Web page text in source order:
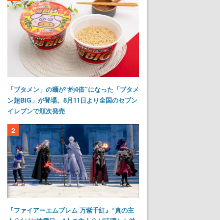
「ブタメン」の麺が“約4倍”になった「ブタメ
ン超BIG」が登場。8月11日より全国のセブン
イレブンで順次発売
2
『ファイアーエムブレム 万紫千紅』“真の主